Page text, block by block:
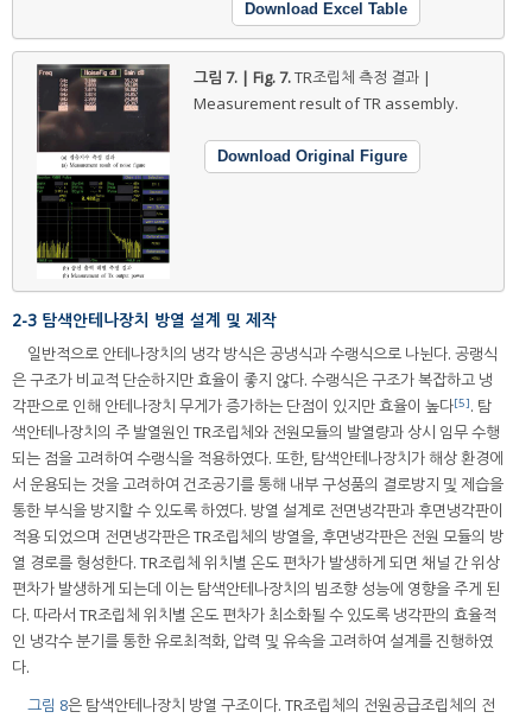
Download Excel Table
그림 7. | Fig. 7.TR조립체 측정 결과 |
Measurement result of TR assembly.
Download Original Figure
2-3 탐색안테나장치 방열 설계 및 제작
일반적으로 안테나장치의 냉각 방식은 공냉식과 수랭식으로 나뉜다. 공랭식
은 구조가 비교적 단순하지만 효율이 좋지 않다. 수랭식은 구조가 복잡하고 냉
각판으로 인해 안테나장치 무게가 증가하는 단점이 있지만 효율이 높다[5]. 탐
색안테나장치의 주 발열원인 TR조립체와 전원모듈의 발열량과 상시 임무 수행
되는 점을 고려하여 수랭식을 적용하였다. 또한, 탐색안테나장치가 해상 환경에
서 운용되는 것을 고려하여 건조공기를 통해 내부 구성품의 결로방지 및 제습을
통한 부식을 방지할 수 있도록 하였다. 방열 설계로 전면냉각판과 후면냉각판이
적용 되었으며 전면냉각판은 TR조립체의 방열을, 후면냉각판은 전원 모듈의 방
열 경로를 형성한다. TR조립체 위치별 온도 편차가 발생하게 되면 채널 간 위상
편차가 발생하게 되는데 이는 탐색안테나장치의 빔조향 성능에 영향을 주게 된
다. 따라서 TR조립체 위치별 온도 편차가 최소화될 수 있도록 냉각판의 효율적
인 냉각수 분기를 통한 유로최적화, 압력 및 유속을 고려하여 설계를 진행하였
다.
그림 8은 탐색안테나장치 방열 구조이다. TR조립체의 전원공급조립체의 전